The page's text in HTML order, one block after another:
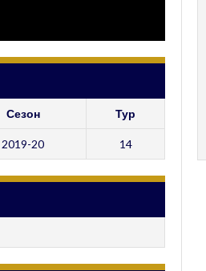
Сезон Тур
2019-20 14